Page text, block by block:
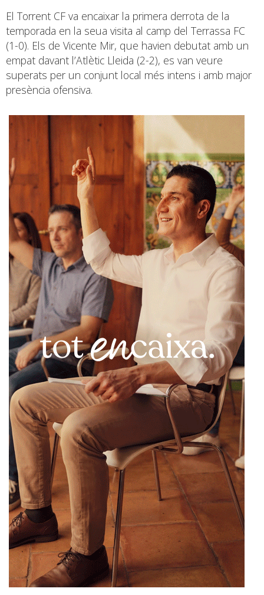
El Torrent CF va encaixar la primera derrota de la
temporada en la seua visita al camp del Terrassa FC
(1-0). Els de Vicente Mir, que havien debutat amb un
empat davant l’Atlètic Lleida (2-2), es van veure
superats per un conjunt local més intens i amb major
presència ofensiva.